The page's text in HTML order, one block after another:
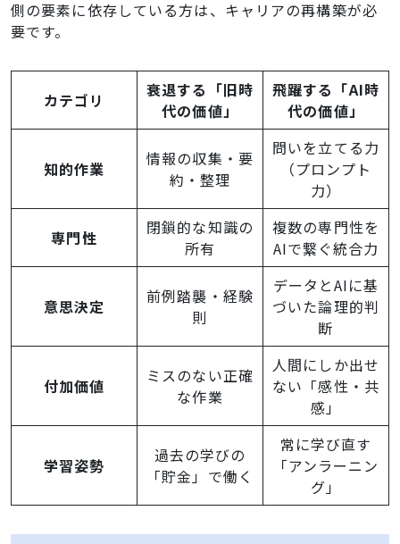
側の要素に依存している方は、キャリアの再構築が必
要です。
カテゴリ
衰退する「旧時
代の価値」
飛躍する「AI時
代の価値」
知的作業
情報の収集・要
約・整理
問いを立てる力
（プロンプト
力）
専門性
閉鎖的な知識の
所有
複数の専門性を
AIで繋ぐ統合力
意思決定
前例踏襲・経験
則
データとAIに基
づいた論理的判
断
付加価値
ミスのない正確
な作業
人間にしか出せ
ない「感性・共
感」
学習姿勢
過去の学びの
「貯金」で働く
常に学び直す
「アンラーニン
グ」